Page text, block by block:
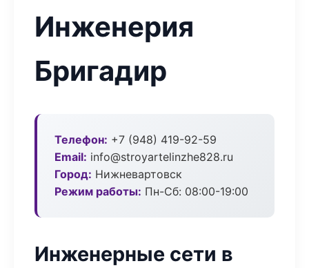
Инженерия
Бригадир
Телефон: +7 (948) 419-92-59
Email: info@stroyartelinzhe828.ru
Город: Нижневартовск
Режим работы: Пн-Сб: 08:00-19:00
Инженерные сети в